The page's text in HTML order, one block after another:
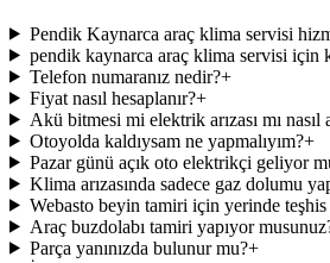
Pendik Kaynarca araç klima servisi
pendik kaynarca araç klima servisi için
Telefon numaranız nedir?+
Fiyat nasıl hesaplanır?+
Akü bitmesi mi elektrik arızası mı nasıl
Otoyolda kaldıysam ne yapmalıyım?+
Pazar günü açık oto elektrikçi geliyor
Klima arızasında sadece gaz dolumu
Webasto beyin tamiri için yerinde teşhis
Araç buzdolabı tamiri yapıyor
Parça yanınızda bulunur mu?+